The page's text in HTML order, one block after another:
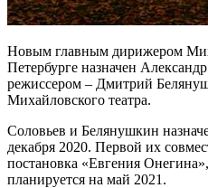
Новым главным дирижером
Петербурге назначен
режиссером – Дмитрий
Михайловского театра.
Соловьев и Белянушкин
декабря 2020. Первой их
постановка «Евгения
планируется на май 2021.